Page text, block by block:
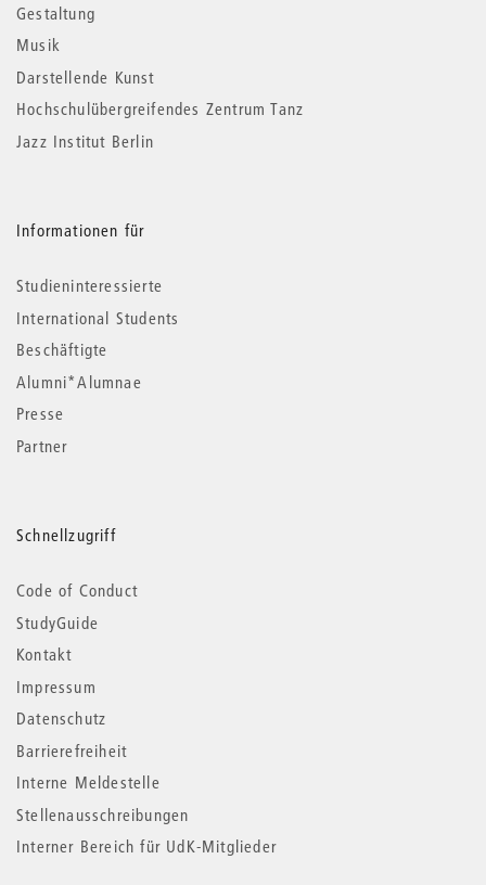
Gestaltung
Musik
Darstellende Kunst
Hochschulübergreifendes Zentrum Tanz
Jazz Institut Berlin
Informationen für
Studieninteressierte
International Students
Beschäftigte
Alumni*Alumnae
Presse
Partner
Schnellzugriff
Code of Conduct
StudyGuide
Kontakt
Impressum
Datenschutz
Barrierefreiheit
Interne Meldestelle
Stellenausschreibungen
Interner Bereich für UdK-Mitglieder